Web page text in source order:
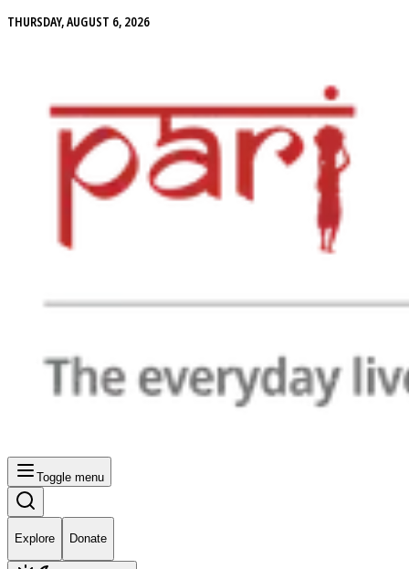
THURSDAY, AUGUST 6, 2026
Toggle menu
Explore Donate